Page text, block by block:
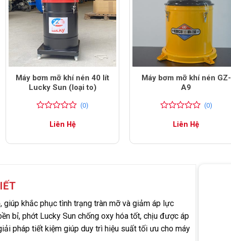
Máy bơm mỡ khí nén 40 lít
Lucky Sun (loại to)
(0)
Liên Hệ
Máy bơm mỡ khí nén GZ-
A9
(0)
Liên Hệ
giúp khắc phục tình trạng tràn mỡ và giảm áp lực
bỉ, phớt Lucky Sun chống oxy hóa tốt, chịu được áp
pháp tiết kiệm giúp duy trì hiệu suất tối ưu cho máy